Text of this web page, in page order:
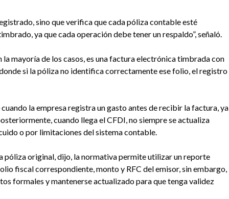
sino que verifica que cada póliza contable esté
ya que cada operación debe tener un respaldo”, señaló.
la mayoría de los casos, es una factura electrónica timbrada con
si la póliza no identifica correctamente ese folio, el registro
la empresa registra un gasto antes de recibir la factura, ya
cuando llega el CFDI, no siempre se actualiza
o por limitaciones del sistema contable.
póliza original, dijo, la normativa permite utilizar un reporte
fiscal correspondiente, monto y RFC del emisor, sin embargo,
formales y mantenerse actualizado para que tenga validez